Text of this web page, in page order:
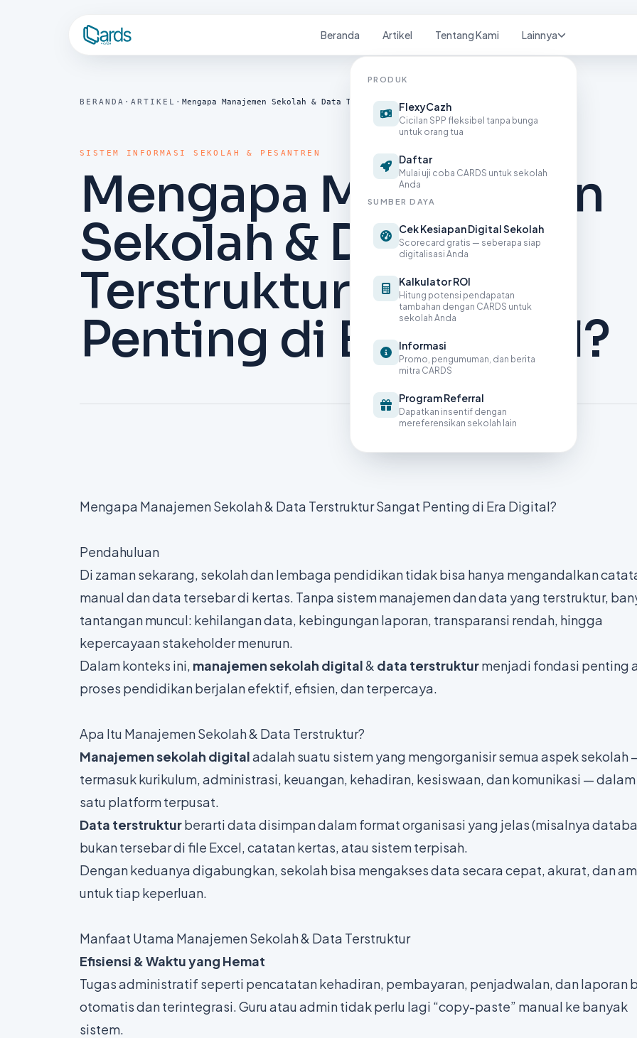
Beranda Artikel Tentang Kami Lainnya
PRODUK
FlexyCazh
Cicilan SPP fleksibel tanpa bunga
untuk orang tua
Daftar
Mulai uji coba CARDS untuk sekolah
Anda
SUMBER DAYA
Cek Kesiapan Digital Sekolah
Scorecard gratis — seberapa siap
digitalisasi Anda
Kalkulator ROI
Hitung potensi pendapatan
tambahan dengan CARDS untuk
sekolah Anda
Informasi
Promo, pengumuman, dan berita
mitra CARDS
Program Referral
Dapatkan insentif dengan
mereferensikan sekolah lain
BERANDA · ARTIKEL · Mengapa Manajemen Sekolah & Data Terstruktur Sangat Penting di Era Digital?
SISTEM INFORMASI SEKOLAH & PESANTREN
Mengapa Manajemen
Sekolah & Data
Terstruktur Sangat
Penting di Era Digital?
Mengapa Manajemen Sekolah & Data Terstruktur Sangat Penting di Era Digital?
Pendahuluan
Di zaman sekarang, sekolah dan lembaga pendidikan tidak bisa hanya mengandalkan
manual dan data tersebar di kertas. Tanpa sistem manajemen dan data yang terstruktur,
tantangan muncul: kehilangan data, kebingungan laporan, transparansi rendah, hingga
kepercayaan stakeholder menurun.
Dalam konteks ini, manajemen sekolah digital& data terstrukturmenjadi fondasi penting
proses pendidikan berjalan efektif, efisien, dan terpercaya.
Apa Itu Manajemen Sekolah & Data Terstruktur?
Manajemen sekolah digitaladalah suatu sistem yang mengorganisir semua aspek sekolah
termasuk kurikulum, administrasi, keuangan, kehadiran, kesiswaan, dan komunikasi — dalam
satu platform terpusat.
Data terstrukturberarti data disimpan dalam format organisasi yang jelas (misalnya
bukan tersebar di file Excel, catatan kertas, atau sistem terpisah.
Dengan keduanya digabungkan, sekolah bisa mengakses data secara cepat, akurat, dan
untuk tiap keperluan.
Manfaat Utama Manajemen Sekolah & Data Terstruktur
Efisiensi & Waktu yang Hemat
Tugas administratif seperti pencatatan kehadiran, pembayaran, penjadwalan, dan laporan
otomatis dan terintegrasi. Guru atau admin tidak perlu lagi “copy-paste” manual ke banyak
sistem.